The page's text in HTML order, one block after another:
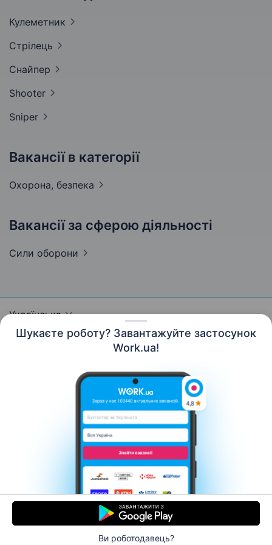
Шукаєте роботу? Завантажуйте застосунок
Work.ua!
Ви роботодавець?
Кулеметник
Стрілець
Снайпер
Shooter
Sniper
Вакансії в категорії
Охорона, безпека
Вакансії за сферою діяльності
Сили оборони
Українська
Контакти Про нас
Кар’єра
Новини Work.ua
Допомога Умови використання
Роботодавцю
© 2006–2026 Work.ua. Сервіс пошуку роботи №1 в